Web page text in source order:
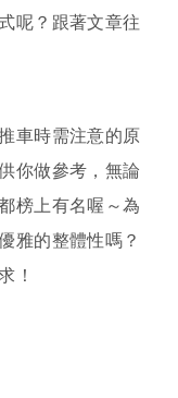
呢？跟著文章往
車時需注意的原
你做參考，無論
榜上有名喔～為
雅的整體性嗎？
！